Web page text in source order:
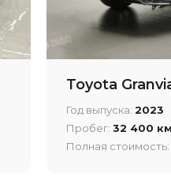
Toyota
Год выпуска:2023
Пробег:32 400 км
Полная стоимость: